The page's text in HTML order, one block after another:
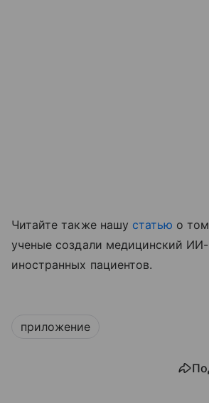
Читайте также нашу статью о
ученые создали медицинский ИИ-
иностранных пациентов.
приложение